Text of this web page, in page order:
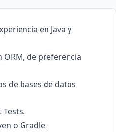
en Java y
ORM, de preferencia
de bases de datos
o Gradle.